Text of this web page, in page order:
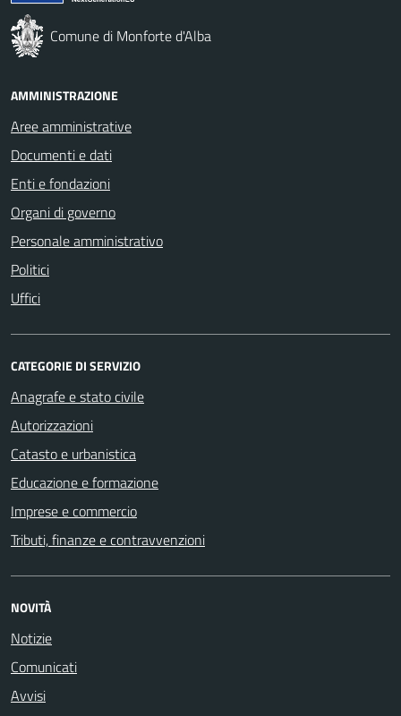
Comune di Monforte d'Alba
AMMINISTRAZIONE
Aree amministrative
Documenti e dati
Enti e fondazioni
Organi di governo
Personale amministrativo
Politici
Uffici
CATEGORIE DI SERVIZIO
Anagrafe e stato civile
Autorizzazioni
Catasto e urbanistica
Educazione e formazione
Imprese e commercio
Tributi, finanze e contravvenzioni
NOVITÀ
Notizie
Comunicati
Avvisi